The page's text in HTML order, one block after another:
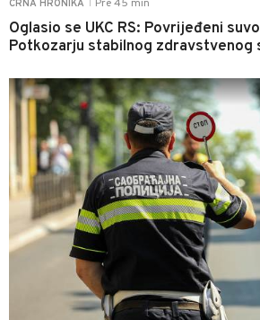
CRNA HRONIKA Pre 45 min
Oglasio se UKC RS: Povrijeđeni
Potkozarju stabilnog zdravstvenog